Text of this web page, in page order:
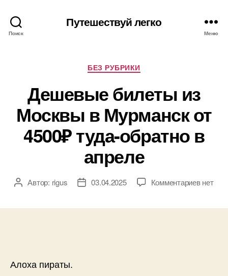
Поиск
Путешествуй легко
Меню
Рубрики
БЕЗ РУБРИКИ
Дешевые билеты из
Москвы в Мурманск от
4500₽ туда-обратно в
апреле
АвторАвтор: rigus
Дата03.04.2025 Комментариевк
нет
Алоха пираты.